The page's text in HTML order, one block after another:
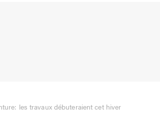
les travaux débuteraient cet hiver